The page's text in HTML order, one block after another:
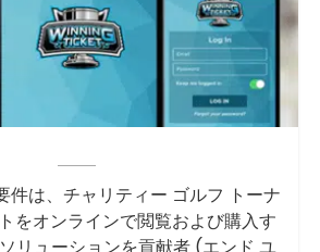
件は、チャリティー ゴルフ トーナ
をオンラインで閲覧および購入す